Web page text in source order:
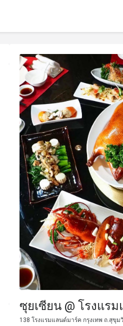
ซุยเซียน @ โรงแร
138 โรงแรมแลนด์มาร์ค กรุงเทพ ถ.สุขุม